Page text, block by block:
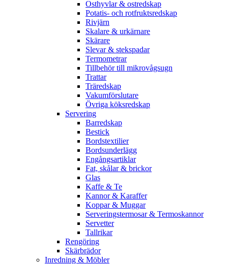
Osthyvlar & ostredskap
Potatis- och rotfruktsredskap
Rivjärn
Skalare & urkärnare
Skärare
Slevar & stekspadar
Termometrar
Tillbehör till mikrovågsugn
Trattar
Träredskap
Vakumförslutare
Övriga köksredskap
Servering
Barredskap
Bestick
Bordstextilier
Bordsunderlägg
Engångsartiklar
Fat, skålar & brickor
Glas
Kaffe & Te
Kannor & Karaffer
Koppar & Muggar
Serveringstermosar & Termoskannor
Servetter
Tallrikar
Rengöring
Skärbrädor
Inredning & Möbler